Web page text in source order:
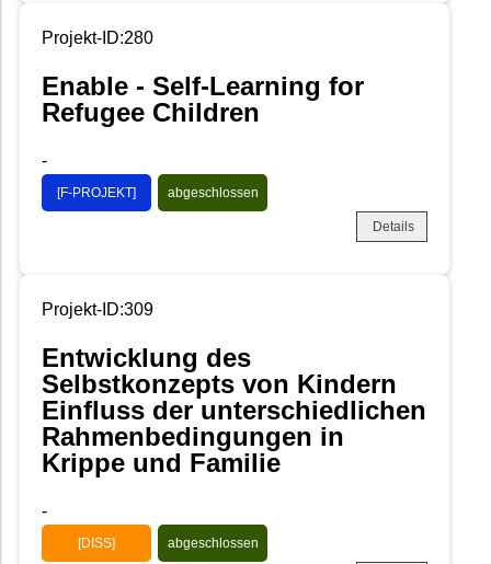
Projekt-ID:280
Enable - Self-Learning for
Refugee Children
-
[F-PROJEKT] abgeschlossen
Details
Projekt-ID:309
Entwicklung des
Selbstkonzepts von Kindern
Einfluss der unterschiedlichen
Rahmenbedingungen in
Krippe und Familie
-
[DISS] abgeschlossen